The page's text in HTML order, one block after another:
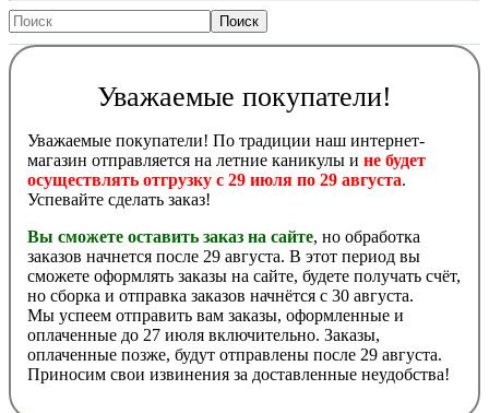
Уважаемые покупатели!
Уважаемые покупатели! По традиции наш интернет-
магазин отправляется на летние каникулы и не будет
осуществлять отгрузку с 29 июля по 29 августа.
Успевайте сделать заказ!
Вы сможете оставить заказ на сайте, но обработка
заказов начнется после 29 августа. В этот период вы
сможете оформлять заказы на сайте, будете получать счёт,
но сборка и отправка заказов начнётся с 30 августа.
Мы успеем отправить вам заказы, оформленные и
оплаченные до 27 июля включительно. Заказы,
оплаченные позже, будут отправлены после 29 августа.
Приносим свои извинения за доставленные неудобства!